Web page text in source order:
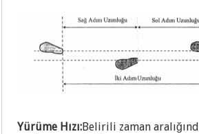
Yürüme Hızı:Belirili zaman